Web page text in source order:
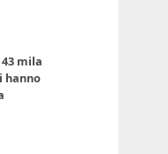
mila
hanno